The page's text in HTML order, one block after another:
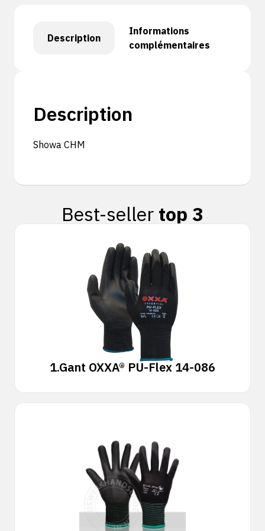
Description
Informations
complémentaires
Description
Showa CHM
Best-seller top 3
1.Gant OXXA® PU-Flex 14-086